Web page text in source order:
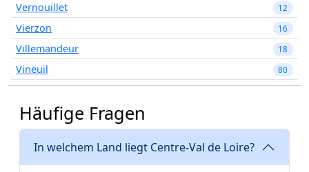
Vernouillet 12
Vierzon 16
Villemandeur 18
Vineuil 80
Häufige Fragen
In welchem Land liegt Centre-Val de Loire?